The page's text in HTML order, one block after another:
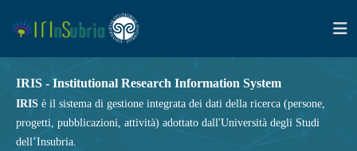
IRIS - Institutional Research Information System
IRIS è il sistema di gestione integrata dei dati della ricerca (persone,
progetti, pubblicazioni, attività) adottato dall'Università degli Studi
dell’Insubria.